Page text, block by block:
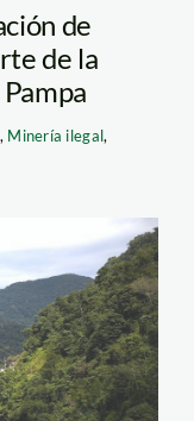
de
de la
, Minería ilegal,